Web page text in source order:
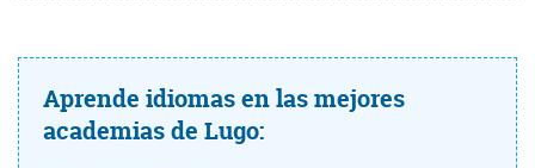
Aprende idiomas en las mejores
academias de Lugo: